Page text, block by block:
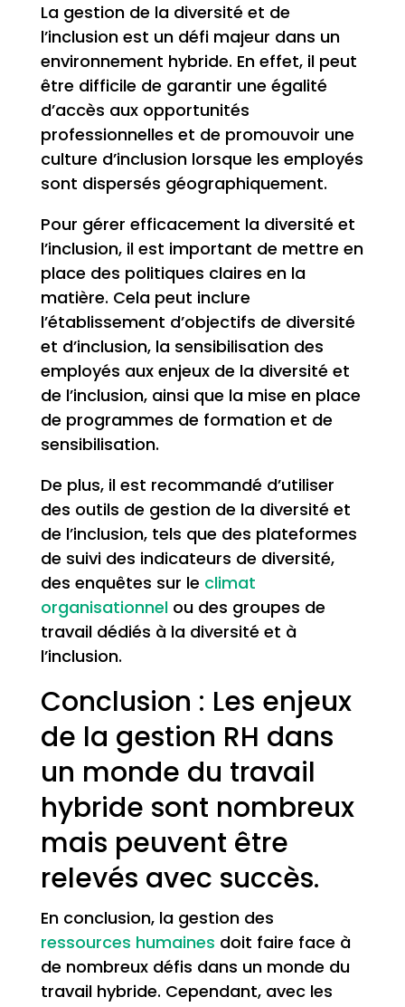
La gestion de la diversité et de
l’inclusion est un défi majeur dans un
environnement hybride. En effet, il peut
être difficile de garantir une égalité
d’accès aux opportunités
professionnelles et de promouvoir une
culture d’inclusion lorsque les employés
sont dispersés géographiquement.
Pour gérer efficacement la diversité et
l’inclusion, il est important de mettre en
place des politiques claires en la
matière. Cela peut inclure
l’établissement d’objectifs de diversité
et d’inclusion, la sensibilisation des
employés aux enjeux de la diversité et
de l’inclusion, ainsi que la mise en place
de programmes de formation et de
sensibilisation.
De plus, il est recommandé d’utiliser
des outils de gestion de la diversité et
de l’inclusion, tels que des plateformes
de suivi des indicateurs de diversité,
des enquêtes sur le climat
organisationnelou des groupes de
travail dédiés à la diversité et à
l’inclusion.
Conclusion : Les enjeux
de la gestion RH dans
un monde du travail
hybride sont nombreux
mais peuvent être
relevés avec succès.
En conclusion, la gestion des
ressources humaines doit faire face à
de nombreux défis dans un monde du
travail hybride. Cependant, avec les